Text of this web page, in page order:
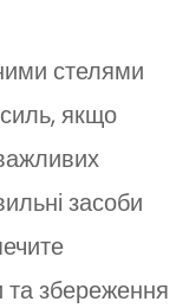
стелями
якщо
засоби
та збереження